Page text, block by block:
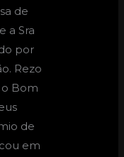
de
a Sra
por
Rezo
Bom
de
em